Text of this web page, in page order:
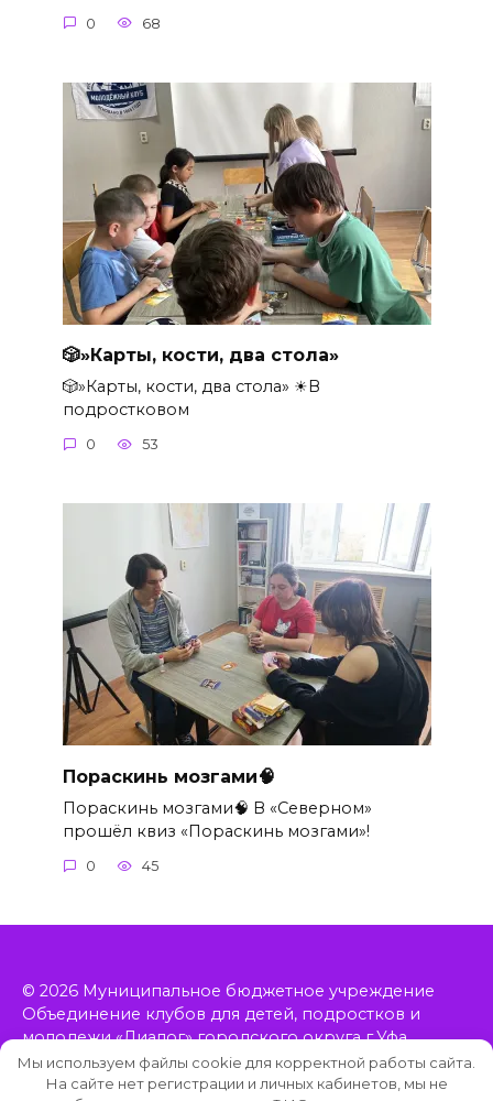
0 68
🎲»Карты, кости, два стола»
🎲»Карты, кости, два стола» ☀В
подростковом
0 53
Пораскинь мозгами🧠
Пораскинь мозгами🧠 В «Северном»
прошёл квиз «Пораскинь мозгами»!
0 45
© 2026 Муниципальное бюджетное учреждение
Объединение клубов для детей, подростков и
молодежи «Диалог» городского округа г.Уфа
Республики Башкортостан, включает в себя 11
клубов, расположенных в Орджоникидзевском
Мы используем файлы cookie для корректной работы сайта.
На сайте нет регистрации и личных кабинетов, мы не